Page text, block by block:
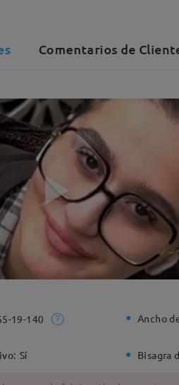
Comentarios de
19-140 Ancho
Sí Bisagra